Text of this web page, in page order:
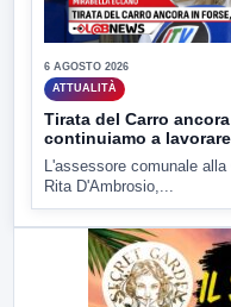
6 AGOSTO 2026
ATTUALITÀ
Tirata del Carro
continuiamo a lavorare
L'assessore comunale
Rita D'Ambrosio,...